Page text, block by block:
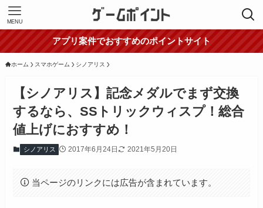
MENU
アプリ案件でおすすめのポイントサイト
ホーム スマホゲーム シノアリス
【シノアリス】記念メダルでまず交換
するなら、SSトリックウィスプ！総合
値上げにおすすめ！
シノアリス 2017年6月24日 2021年5月20日
当ページのリンクには広告が含まれています。